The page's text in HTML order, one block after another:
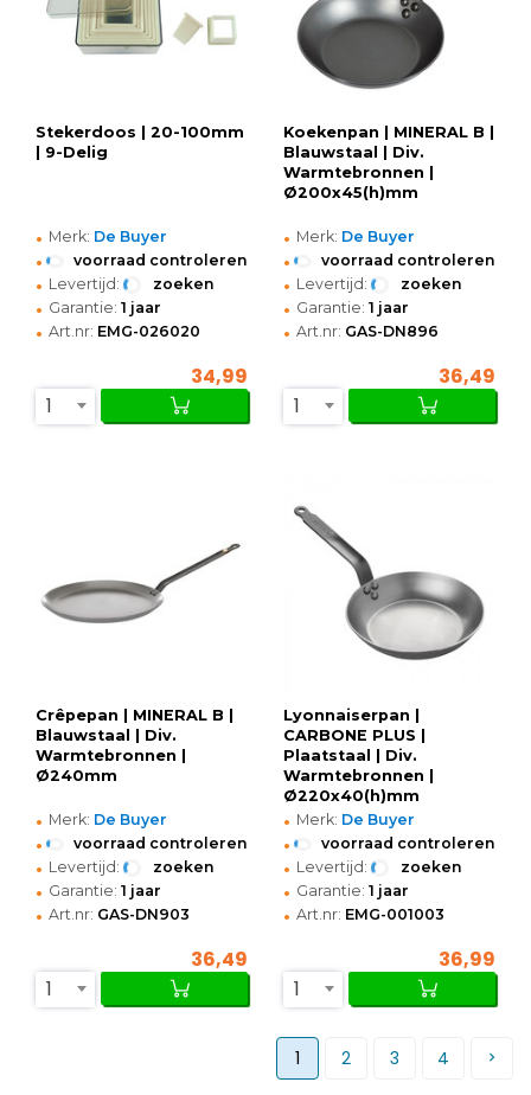
Stekerdoos | 20-100mm
| 9-Delig
• Merk: De Buyer
• voorraad controleren
• Levertijd: zoeken
• Garantie: 1 jaar
• Art.nr: EMG-026020
34,99
1
Koekenpan | MINERAL B |
Blauwstaal | Div.
Warmtebronnen |
Ø200x45(h)mm
• Merk: De Buyer
• voorraad controleren
• Levertijd: zoeken
• Garantie: 1 jaar
• Art.nr: GAS-DN896
36,49
1
Crêpepan | MINERAL B |
Blauwstaal | Div.
Warmtebronnen |
Ø240mm
• Merk: De Buyer
• voorraad controleren
• Levertijd: zoeken
• Garantie: 1 jaar
• Art.nr: GAS-DN903
36,49
1
Lyonnaiserpan |
CARBONE PLUS |
Plaatstaal | Div.
Warmtebronnen |
Ø220x40(h)mm
• Merk: De Buyer
• voorraad controleren
• Levertijd: zoeken
• Garantie: 1 jaar
• Art.nr: EMG-001003
36,99
1
1 2 3 4